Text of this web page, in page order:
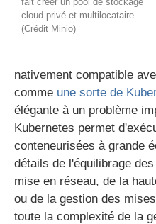
cloud privé et multilocataire.
(Crédit Minio)
nativement compatible
comme une sorte de
élégante à un problème
Kubernetes permet
conteneurisées à grande
détails de l'équilibrage
mise en réseau, de la
ou de la gestion des
toute la complexité de la